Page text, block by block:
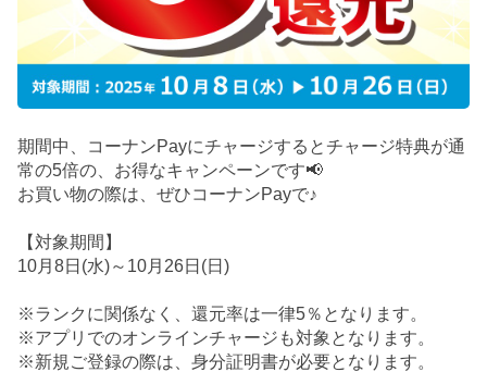
期間中、コーナンPayにチャージするとチャージ特典が通
常の5倍の、お得なキャンペーンです📢
お買い物の際は、ぜひコーナンPayで♪
【対象期間】
10月8日(水)～10月26日(日)
※ランクに関係なく、還元率は一律5％となります。
※アプリでのオンラインチャージも対象となります。
※新規ご登録の際は、身分証明書が必要となります。